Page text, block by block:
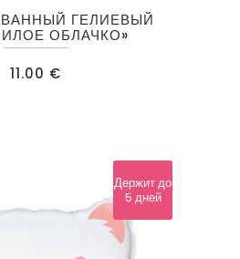
ГЕЛИЕВЫЙ
ОБЛАЧКО»
11.00 €
Держит до
5 дней